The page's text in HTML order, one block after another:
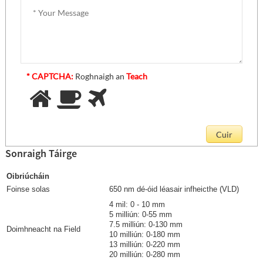
* CAPTCHA: Roghnaigh an Teach
Sonraigh Táirge
Oibriúcháin
Foinse solas
650 nm dé-óid léasair infheicthe (VLD)
Doimhneacht na Field
4 mil: 0 - 10 mm
5 milliún: 0-55 mm
7.5 milliún: 0-130 mm
10 milliún: 0-180 mm
13 milliún: 0-220 mm
20 milliún: 0-280 mm